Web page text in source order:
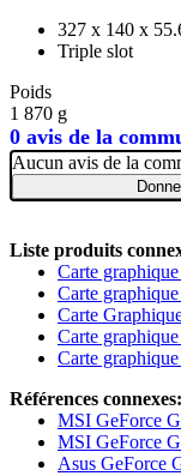
0 avis de la
327 x 140 x
Triple slot
Poids
1 870 g
Aucun avis de la
Liste produits
Carte
Carte
Carte
Carte
Carte
Références connexes:
MSI GeForce
MSI GeForce
Asus GeForce